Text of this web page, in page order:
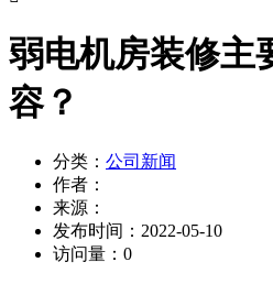
弱电机房装修主
容？
分类： 公司新闻
作者：
来源：
发布时间： 2022-05-10
访问量： 0